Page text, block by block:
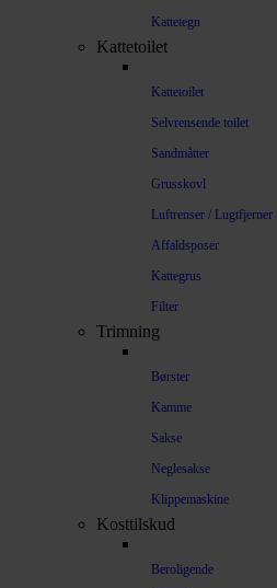
Kattetegn
Kattetoilet
Kattetoilet
Selvrensende toilet
Sandmåtter
Grusskovl
Luftrenser / Lugtfjerner
Affaldsposer
Kattegrus
Filter
Trimning
Børster
Kamme
Sakse
Neglesakse
Klippemaskine
Kosttilskud
Beroligende